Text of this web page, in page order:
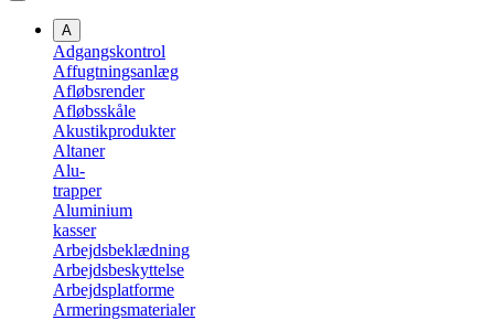
A
Adgangskontrol
Affugtningsanlæg
Afløbsrender
Afløbsskåle
Akustikprodukter
Altaner
Alu-
trapper
Aluminium
kasser
Arbejdsbeklædning
Arbejdsbeskyttelse
Arbejdsplatforme
Armeringsmaterialer